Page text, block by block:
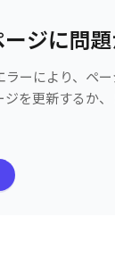
ジに問
ーにより、ペー
を更新するか